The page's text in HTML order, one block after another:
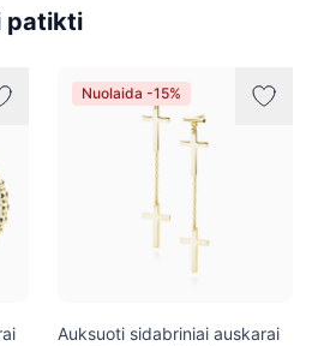
patikti
Nuolaida -15%
Auksuoti sidabriniai auskarai